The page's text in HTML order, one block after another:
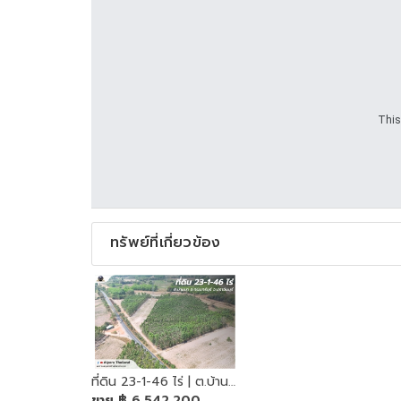
ทรัพย์ที่เกี่ยวข้อง
ที่ดิน 23-1-46 ไร่ | ต.บ้านนา อ.กบินทร์บุรี จ.ปราจีนบุรี